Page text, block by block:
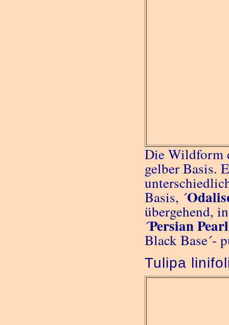
Die Wildform
gelber Basis.
Basis, ´
übergehend,
´Persian Pearl
Black Base´-
Tulipa